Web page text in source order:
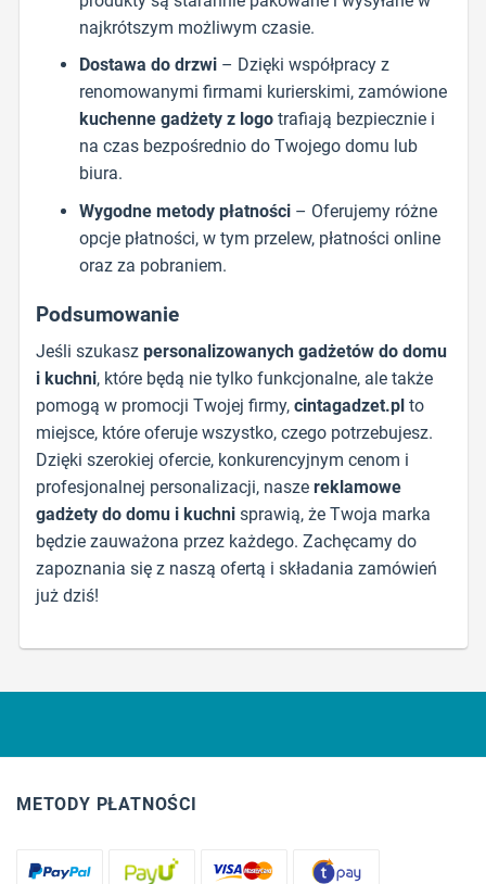
najkrótszym możliwym czasie.
Dostawa do drzwi– Dzięki współpracy z
renomowanymi firmami kurierskimi, zamówione
kuchenne gadżety z logotrafiają bezpiecznie i
na czas bezpośrednio do Twojego domu lub
biura.
Wygodne metody płatności– Oferujemy różne
opcje płatności, w tym przelew, płatności online
oraz za pobraniem.
Podsumowanie
Jeśli szukasz personalizowanych gadżetów do domu
i kuchni, które będą nie tylko funkcjonalne, ale także
pomogą w promocji Twojej firmy, cintagadzet.plto
miejsce, które oferuje wszystko, czego potrzebujesz.
Dzięki szerokiej ofercie, konkurencyjnym cenom i
profesjonalnej personalizacji, nasze reklamowe
gadżety do domu i kuchnisprawią, że Twoja marka
będzie zauważona przez każdego. Zachęcamy do
zapoznania się z naszą ofertą i składania zamówień
już dziś!
METODY PŁATNOŚCI